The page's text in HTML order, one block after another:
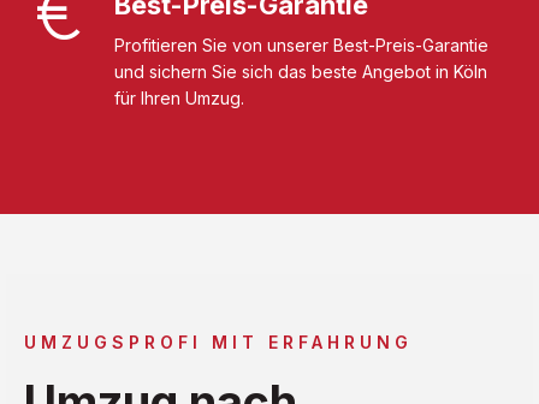
Profitieren Sie von unserer Best-Preis-Garantie
und sichern Sie sich das beste Angebot in Köln
für Ihren Umzug.
UMZUGSPROFI MIT ERFAHRUNG